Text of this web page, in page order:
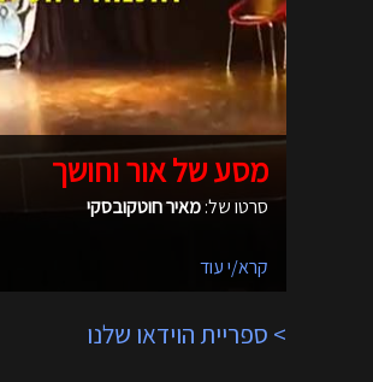
מסע של אור וחושך
סרטו של:מאיר חוטקובסקי
קרא/י עוד
> ספריית הוידאו שלנו